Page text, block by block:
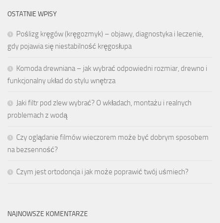
OSTATNIE WPISY
Poślizg kręgów (kręgozmyk) – objawy, diagnostyka i leczenie,
gdy pojawia się niestabilność kręgosłupa
Komoda drewniana – jak wybrać odpowiedni rozmiar, drewno i
funkcjonalny układ do stylu wnętrza
Jaki filtr pod zlew wybrać? O wkładach, montażu i realnych
problemach z wodą
Czy oglądanie filmów wieczorem może być dobrym sposobem
na bezsenność?
Czym jest ortodoncja i jak może poprawić twój uśmiech?
NAJNOWSZE KOMENTARZE